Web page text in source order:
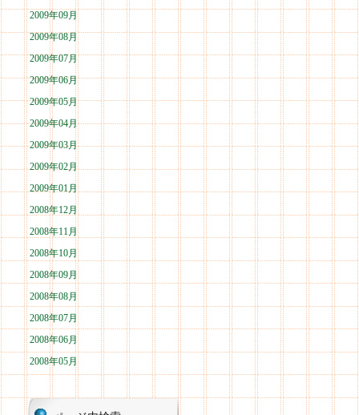
2009年09月
2009年08月
2009年07月
2009年06月
2009年05月
2009年04月
2009年03月
2009年02月
2009年01月
2008年12月
2008年11月
2008年10月
2008年09月
2008年08月
2008年07月
2008年06月
2008年05月